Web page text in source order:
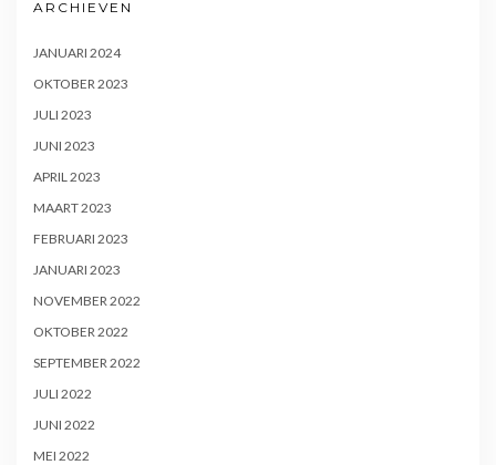
ARCHIEVEN
JANUARI 2024
OKTOBER 2023
JULI 2023
JUNI 2023
APRIL 2023
MAART 2023
FEBRUARI 2023
JANUARI 2023
NOVEMBER 2022
OKTOBER 2022
SEPTEMBER 2022
JULI 2022
JUNI 2022
MEI 2022